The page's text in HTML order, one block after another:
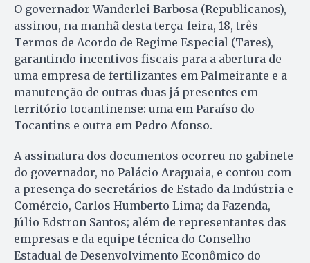
O governador Wanderlei Barbosa (Republicanos),
assinou, na manhã desta terça-feira, 18, três
Termos de Acordo de Regime Especial (Tares),
garantindo incentivos fiscais para a abertura de
uma empresa de fertilizantes em Palmeirante e a
manutenção de outras duas já presentes em
território tocantinense: uma em Paraíso do
Tocantins e outra em Pedro Afonso.
A assinatura dos documentos ocorreu no gabinete
do governador, no Palácio Araguaia, e contou com
a presença do secretários de Estado da Indústria e
Comércio, Carlos Humberto Lima; da Fazenda,
Júlio Edstron Santos; além de representantes das
empresas e da equipe técnica do Conselho
Estadual de Desenvolvimento Econômico do